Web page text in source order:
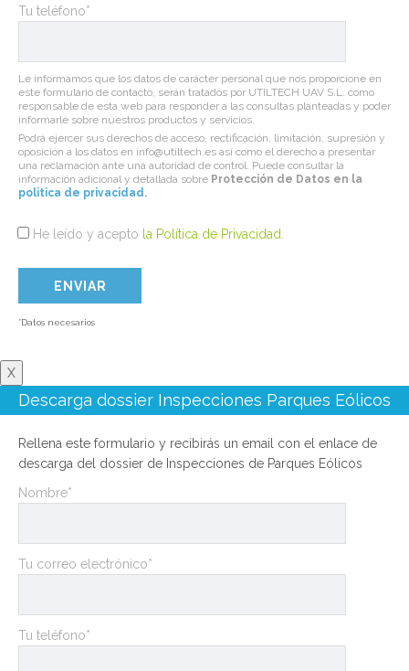
Tu teléfono*
Le informamos que los datos de carácter personal que nos proporcione en
este formulario de contacto, serán tratados por UTILTECH UAV S.L. como
responsable de esta web para responder a las consultas planteadas y poder
informarle sobre nuestros productos y servicios.
Podrá ejercer sus derechos de acceso, rectificación, limitación, supresión y
oposición a los datos en info@utiltech.es así como el derecho a presentar
una reclamación ante una autoridad de control. Puede consultar la
información adicional y detallada sobre Protección de Datos en la
politica de privacidad.
He leído y acepto la Política de Privacidad.
*Datos necesarios
X
Descarga dossier Inspecciones Parques Eólicos
Rellena este formulario y recibirás un email con el enlace de
descarga del dossier de Inspecciones de Parques Eólicos
Nombre*
Tu correo electrónico*
Tu teléfono*